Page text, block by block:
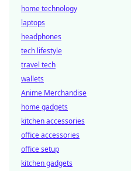
home technology
laptops
headphones
tech lifestyle
travel tech
wallets
Anime Merchandise
home gadgets
kitchen accessories
office accessories
office setup
kitchen gadgets